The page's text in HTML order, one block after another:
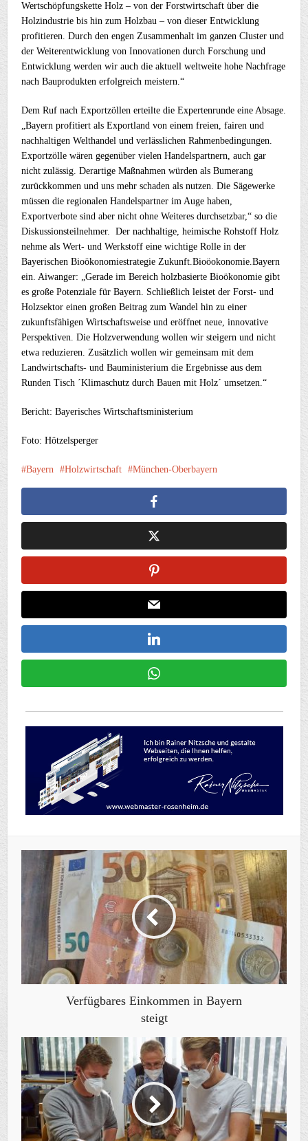
Wertschöpfungskette Holz – von der Forstwirtschaft über die
Holzindustrie bis hin zum Holzbau – von dieser Entwicklung
profitieren. Durch den engen Zusammenhalt im ganzen Cluster und
der Weiterentwicklung von Innovationen durch Forschung und
Entwicklung werden wir auch die aktuell weltweite hohe Nachfrage
nach Bauprodukten erfolgreich meistern.“
Dem Ruf nach Exportzöllen erteilte die Expertenrunde eine Absage.
„Bayern profitiert als Exportland von einem freien, fairen und
nachhaltigen Welthandel und verlässlichen Rahmenbedingungen.
Exportzölle wären gegenüber vielen Handelspartnern, auch gar
nicht zulässig. Derartige Maßnahmen würden als Bumerang
zurückkommen und uns mehr schaden als nutzen. Die Sägewerke
müssen die regionalen Handelspartner im Auge haben,
Exportverbote sind aber nicht ohne Weiteres durchsetzbar,“ so die
Diskussionsteilnehmer. Der nachhaltige, heimische Rohstoff Holz
nehme als Wert- und Werkstoff eine wichtige Rolle in der
Bayerischen Bioökonomiestrategie Zukunft.Bioöokonomie.Bayern
ein. Aiwanger: „Gerade im Bereich holzbasierte Bioökonomie gibt
es große Potenziale für Bayern. Schließlich leistet der Forst- und
Holzsektor einen großen Beitrag zum Wandel hin zu einer
zukunftsfähigen Wirtschaftsweise und eröffnet neue, innovative
Perspektiven. Die Holzverwendung wollen wir steigern und nicht
etwa reduzieren. Zusätzlich wollen wir gemeinsam mit dem
Landwirtschafts- und Bauministerium die Ergebnisse aus dem
Runden Tisch ´Klimaschutz durch Bauen mit Holz´ umsetzen.“
Bericht: Bayerisches Wirtschaftsministerium
Foto: Hötzelsperger
Bayern Holzwirtschaft München-Oberbayern
Verfügbares Einkommen in Bayern
steigt